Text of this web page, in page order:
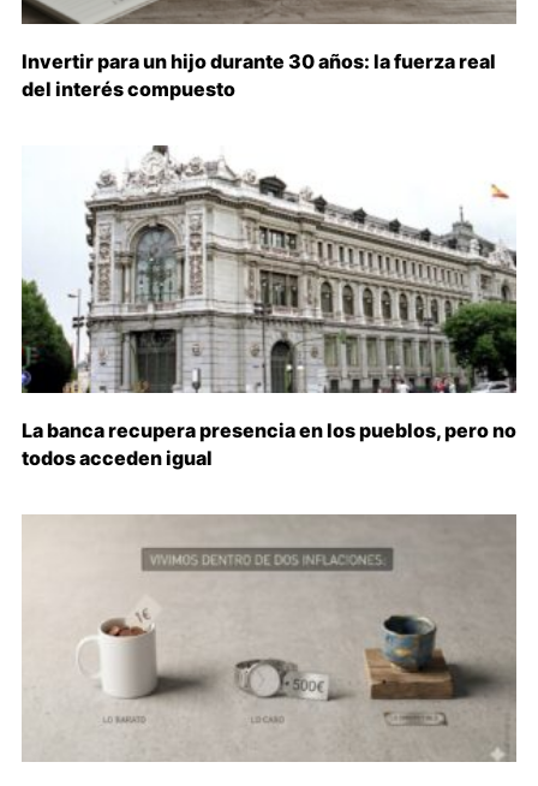
Invertir para un hijo durante 30 años: la fuerza real
del interés compuesto
La banca recupera presencia en los pueblos, pero no
todos acceden igual